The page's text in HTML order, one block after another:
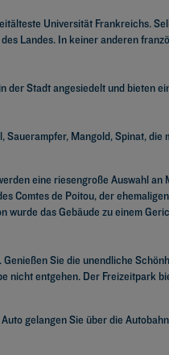
Universität Frankreichs.
Landes. In keiner anderen
Stadt angesiedelt und bieten
Mangold, Spinat, die
eine riesengroße Auswahl an
Comtes de Poitou, der
wurde das Gebäude zu einem
Sie die unendliche
nicht entgehen. Der Freizeitpark
gelangen Sie über die